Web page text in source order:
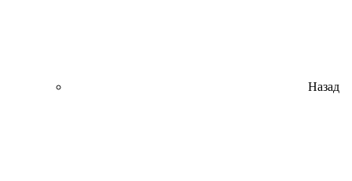
Назад